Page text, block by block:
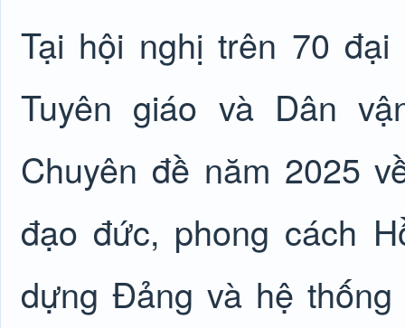
Tại hội nghị trên 70
Tuyên giáo và Dân
Chuyên đề năm 2025
đạo đức, phong cách
dựng Đảng và hệ